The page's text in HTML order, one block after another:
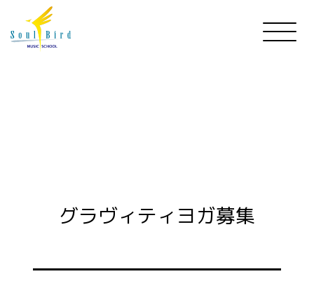
グラヴィティヨガ募集